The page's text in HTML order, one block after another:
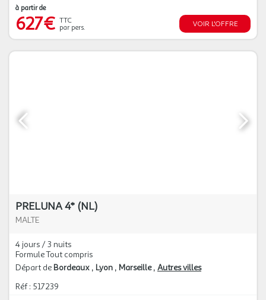
à partir de
627€ TTC
par pers.
VOIR L'OFFRE
PRELUNA 4* (NL)
MALTE
4 jours / 3 nuits
Formule Tout compris
Départ de Bordeaux Lyon Marseille Autres villes
Réf : 517239